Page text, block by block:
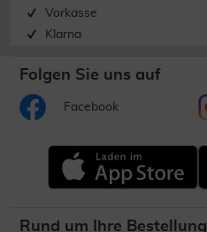
Vorkasse
Klarna
Folgen Sie uns auf
Facebook
Rund um Ihre Bestellung